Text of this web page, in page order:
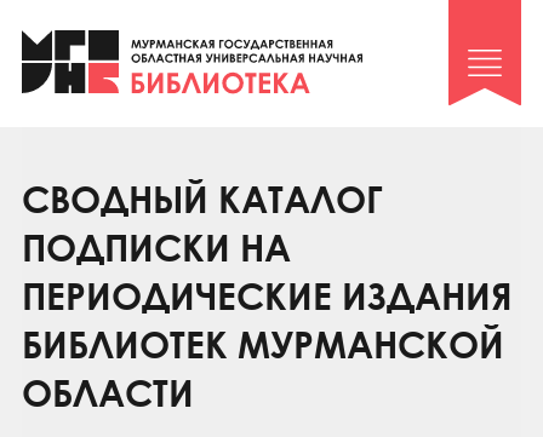
Клуб «Гиря и сельдерей»
Клуб «Семейный архив»
Коллегам
Контакты
СВОДНЫЙ КАТАЛОГ
ПОДПИСКИ НА
ПЕРИОДИЧЕСКИЕ ИЗДАНИЯ
БИБЛИОТЕК МУРМАНСКОЙ
ОБЛАСТИ